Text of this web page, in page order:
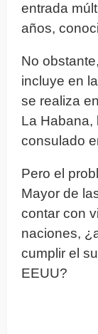
entrada
años,
No
incluye en
se realiza
La Habana,
consulado
Pero el
Mayor de
contar con
naciones,
cumplir el
EEUU?